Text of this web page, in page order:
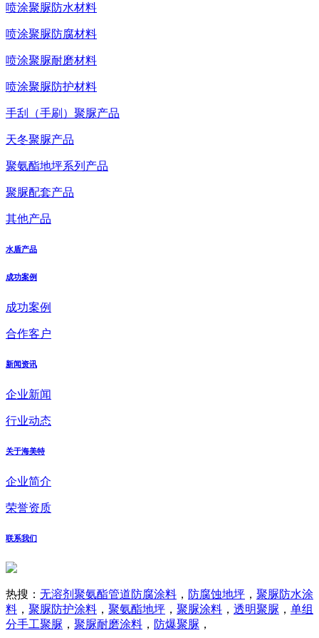
喷涂聚脲防水材料
喷涂聚脲防腐材料
喷涂聚脲耐磨材料
喷涂聚脲防护材料
手刮（手刷）聚脲产品
天冬聚脲产品
聚氨酯地坪系列产品
聚脲配套产品
其他产品
水盾产品
成功案例
成功案例
合作客户
新闻资讯
企业新闻
行业动态
关于海美特
企业简介
荣誉资质
联系我们
热搜： 无溶剂聚氨酯管道防腐涂料 ， 防腐蚀地坪 ， 聚脲防水涂
料 ， 聚脲防护涂料 ， 聚氨酯地坪 ， 聚脲涂料 ， 透明聚脲 ， 单组
分手工聚脲 ， 聚脲耐磨涂料 ， 防爆聚脲 ，